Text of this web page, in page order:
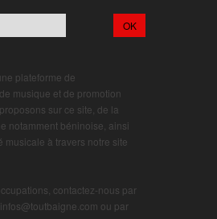
plateforme de
musique et de promotion
sur ce site, de la
notamment béninoise, ainsi
musicale à travers notre site
contactez-nous par
ou par